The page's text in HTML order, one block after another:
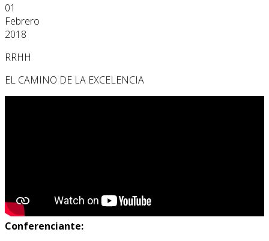
01
Febrero
2018
RRHH
EL CAMINO DE LA EXCELENCIA
Conferenciante: